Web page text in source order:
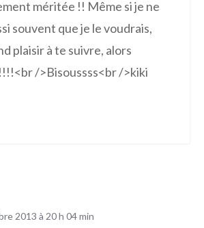
méritée !! Même si je ne
souvent que je le voudrais,
plaisir à te suivre, alors
/>Bisoussss<br />kiki
2013 à 20 h 04 min